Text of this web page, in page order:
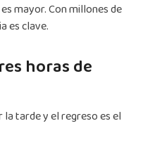
mayor. Con millones de
es clave.
horas de
tarde y el regreso es el